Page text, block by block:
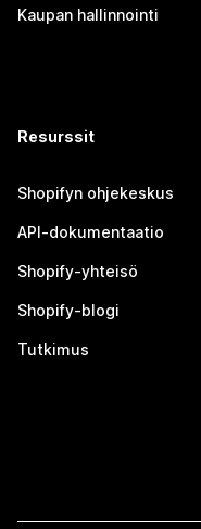
Kaupan hallinnointi
Resurssit
Shopifyn ohjekeskus
API-dokumentaatio
Shopify-yhteisö
Shopify-blogi
Tutkimus